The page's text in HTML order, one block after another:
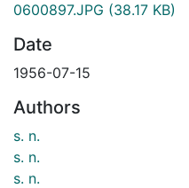
0600897.JPG (38.17 KB)
Date
1956-07-15
Authors
s. n.
s. n.
s. n.